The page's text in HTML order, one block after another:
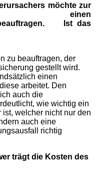
möchte zur
einen
beauftragen. Ist das
zu beauftragen, der
gestelltwird.
einen
arbeitet. Den
auch die
wie wichtig ein
welcher nicht nur den
auch eine
richtig
trägt die Kosten des